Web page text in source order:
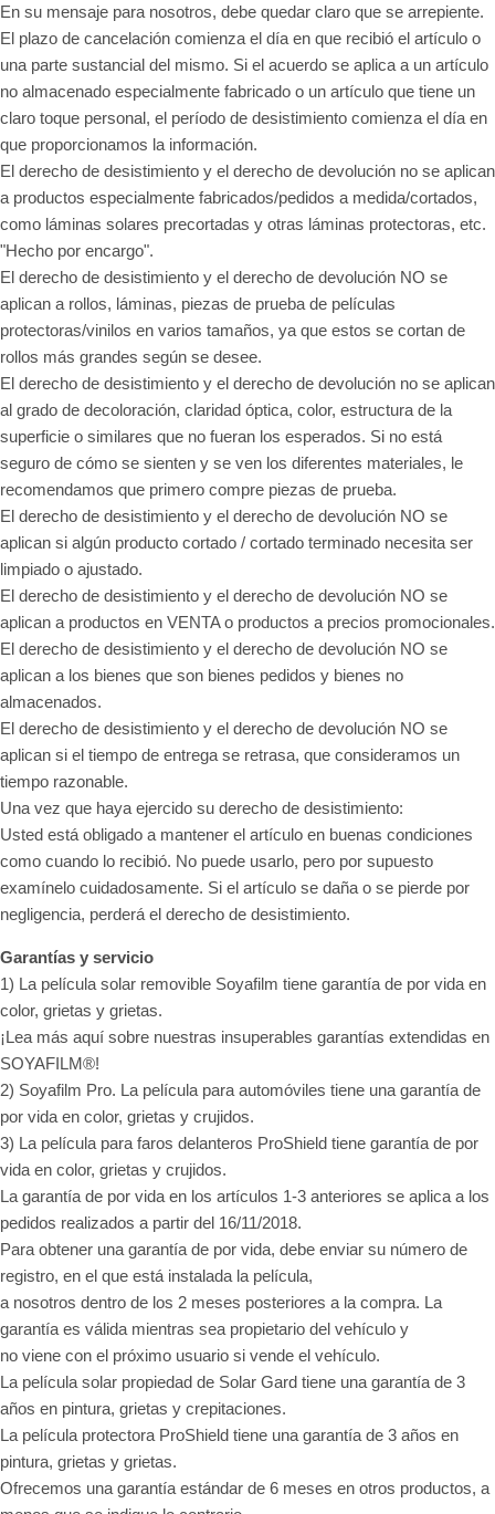
En su mensaje para nosotros, debe quedar claro que se arrepiente.
El plazo de cancelación comienza el día en que recibió el artículo o
una parte sustancial del mismo. Si el acuerdo se aplica a un artículo
no almacenado especialmente fabricado o un artículo que tiene un
claro toque personal, el período de desistimiento comienza el día en
que proporcionamos la información.
El derecho de desistimiento y el derecho de devolución no se aplican
a productos especialmente fabricados/pedidos a medida/cortados,
como láminas solares precortadas y otras láminas protectoras, etc.
"Hecho por encargo".
El derecho de desistimiento y el derecho de devolución NO se
aplican a rollos, láminas, piezas de prueba de películas
protectoras/vinilos en varios tamaños, ya que estos se cortan de
rollos más grandes según se desee.
El derecho de desistimiento y el derecho de devolución no se aplican
al grado de decoloración, claridad óptica, color, estructura de la
superficie o similares que no fueran los esperados. Si no está
seguro de cómo se sienten y se ven los diferentes materiales, le
recomendamos que primero compre piezas de prueba.
El derecho de desistimiento y el derecho de devolución NO se
aplican si algún producto cortado / cortado terminado necesita ser
limpiado o ajustado.
El derecho de desistimiento y el derecho de devolución NO se
aplican a productos en VENTA o productos a precios promocionales.
El derecho de desistimiento y el derecho de devolución NO se
aplican a los bienes que son bienes pedidos y bienes no
almacenados.
El derecho de desistimiento y el derecho de devolución NO se
aplican si el tiempo de entrega se retrasa, que consideramos un
tiempo razonable.
Una vez que haya ejercido su derecho de desistimiento:
Usted está obligado a mantener el artículo en buenas condiciones
como cuando lo recibió. No puede usarlo, pero por supuesto
examínelo cuidadosamente. Si el artículo se daña o se pierde por
negligencia, perderá el derecho de desistimiento.
Garantías y servicio
1) La película solar removible Soyafilm tiene garantía de por vida en
color, grietas y grietas.
¡Lea más aquí sobre nuestras insuperables garantías extendidas en
SOYAFILM®!
2) Soyafilm Pro. La película para automóviles tiene una garantía de
por vida en color, grietas y crujidos.
3) La película para faros delanteros ProShield tiene garantía de por
vida en color, grietas y crujidos.
La garantía de por vida en los artículos 1-3 anteriores se aplica a los
pedidos realizados a partir del 16/11/2018.
Para obtener una garantía de por vida, debe enviar su número de
registro, en el que está instalada la película,
a nosotros dentro de los 2 meses posteriores a la compra. La
garantía es válida mientras sea propietario del vehículo y
no viene con el próximo usuario si vende el vehículo.
La película solar propiedad de Solar Gard tiene una garantía de 3
años en pintura, grietas y crepitaciones.
La película protectora ProShield tiene una garantía de 3 años en
pintura, grietas y grietas.
Ofrecemos una garantía estándar de 6 meses en otros productos, a